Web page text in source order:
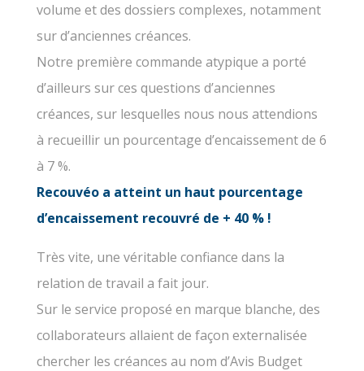
volume et des dossiers complexes, notamment
sur d’anciennes créances.
Notre première commande atypique a porté
d’ailleurs sur ces questions d’anciennes
créances, sur lesquelles nous nous attendions
à recueillir un pourcentage d’encaissement de 6
à 7 %.
Recouvéo a atteint un haut pourcentage
d’encaissement recouvré de + 40 % !
Très vite, une véritable confiance dans la
relation de travail a fait jour.
Sur le service proposé en marque blanche, des
collaborateurs allaient de façon externalisée
chercher les créances au nom d’Avis Budget